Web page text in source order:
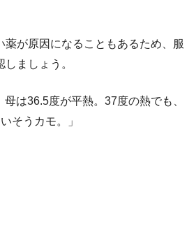
薬が原因になることもあるため、服
ましょう。
母は36.5度が平熱。37度の熱でも、
そうカモ。」